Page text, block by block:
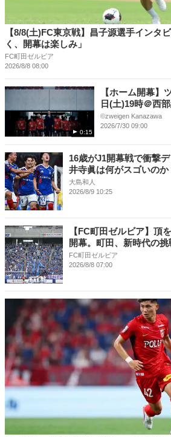
【8/8(土)FC東京戦】昌子源選手インタ
く、開幕は楽しみ」
FC町田ゼルビア
2026/8/8 08:00
0:15
【ホーム開幕】
日(土)19時＠西
©︎zweigen Kanazawa
2026/7/30 09:00
16歳がJ1開幕戦で衝撃
井寺眞は何がスゴいのか
大島和人
2026/8/9 10:25
【FC町田ゼルビア】頂
開幕。町田、新時代の挑
FC町田ゼルビア
2026/8/8 07:00